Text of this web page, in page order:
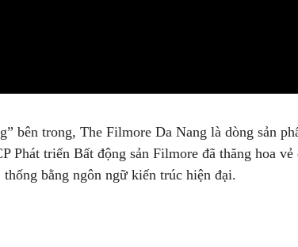
bên trong, The Filmore Da Nang là dòng sản
triển Bất động sản Filmore đã thăng hoa
thống bằng ngôn ngữ kiến trúc hiện đại.